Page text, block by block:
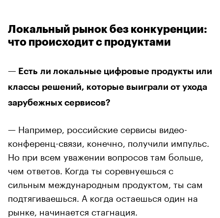
Локальный рынок без конкуренции:
что происходит с продуктами
— Есть ли локальные цифровые продукты или
классы решений, которые выиграли от ухода
зарубежных сервисов?
— Например, российские сервисы видео-
конференц-связи, конечно, получили импульс.
Но при всем уважении вопросов там больше,
чем ответов. Когда ты соревнуешься с
сильным международным продуктом, ты сам
подтягиваешься. А когда остаешься один на
рынке, начинается стагнация.